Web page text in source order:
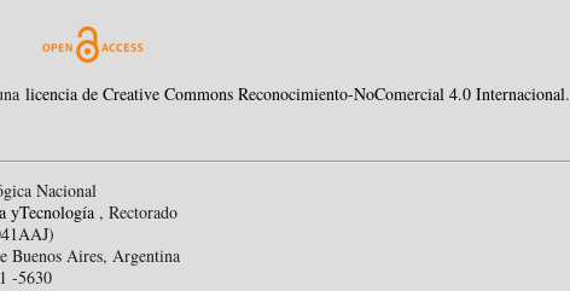
licencia de Creative Commons Reconocimiento-NoComercial 4.0 Internacional.
Nacional
yTecnología , Rectorado
Buenos Aires, Argentina
-5630